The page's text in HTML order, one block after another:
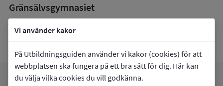
Vi använder kakor
På Utbildningsguiden använder vi kakor (cookies) för att
webbplatsen ska fungera på ett bra sätt för dig. Här kan
du välja vilka cookies du vill godkänna.
Gränsälvsgymnasiet
book_5 Inriktning som finns tillgänglig
Data saknas